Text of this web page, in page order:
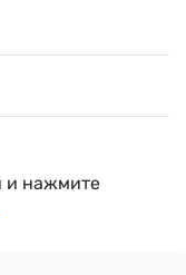
и нажмите